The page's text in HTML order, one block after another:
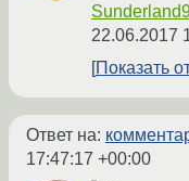
22.06.2017
Показать
Ответ на:
17:47:17 +00:00